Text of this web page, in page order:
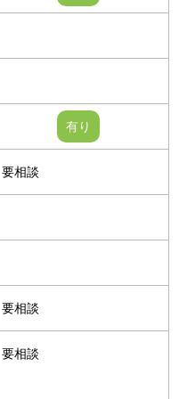
要相談
要相談
要相談